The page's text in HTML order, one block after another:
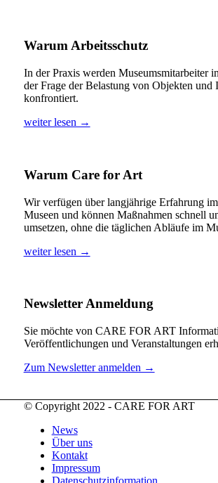
Warum Arbeitsschutz
In der Praxis werden Museumsmitarbeiter
der Frage der Belastung von Objekten und
konfrontiert.
weiter lesen →
Warum Care for Art
Wir verfügen über langjährige Erfahrung
Museen und können Maßnahmen schnell
umsetzen, ohne die täglichen Abläufe im
weiter lesen →
Newsletter Anmeldung
Sie möchte von CARE FOR ART
Veröffentlichungen und Veranstaltungen
Zum Newsletter anmelden →
© Copyright 2022 - CARE FOR ART
News
Über uns
Kontakt
Impressum
Datenschutzinformation